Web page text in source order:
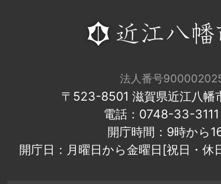
法人番号
〒523-8501 滋賀県近江八幡
電話：0748-33-
開庁時間：9時から
開庁日：月曜日から金曜日[祝日・